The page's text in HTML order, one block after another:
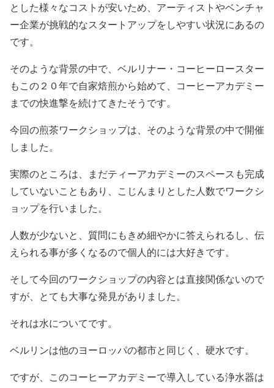
とした様々なコストが安いため、アーティストやベンチャ
ー企業が挑戦的なスタートアップをしやすい状況にあるの
です。
そのような背景の中で、ベルリナー・コーヒーロースター
もこの２０年で自家焙煎から始めて、コーヒーアカデミー
までの快進撃を続けてきたそうです。
今回の煎茶ワークショップは、そのような背景の中で開催
しました。
実際のところは、まだティーアカデミーのスペースも完成
していないこともあり、こじんまりとした人数でワークシ
ョップを行いました。
人数が少ないと、質問にもきめ細やかに答えられるし、伝
えられる事が多くなるので個人的には大好きです。
そして今回のワークショップの内容とは直接関係ないので
すが、とても大事な発見がありました。
それは水についてです。
ベルリンは他のヨーロッパの都市と同じく、硬水です。
ですが、このコーヒーアカデミーで導入している浄水器は